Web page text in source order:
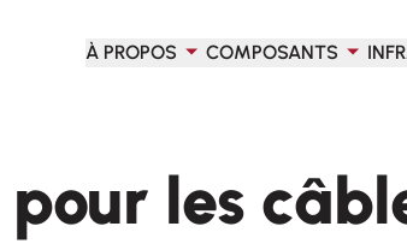
À PROPOS
COMPOSANTS
pour les